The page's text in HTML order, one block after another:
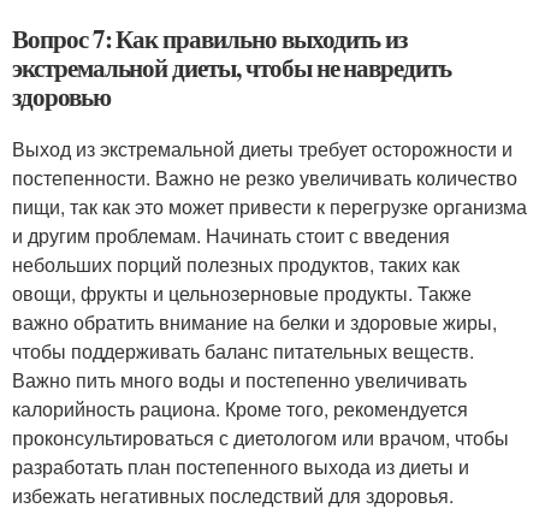
Вопрос 7: Как правильно выходить из
экстремальной диеты, чтобы не навредить
здоровью
Выход из экстремальной диеты требует осторожности и
постепенности. Важно не резко увеличивать количество
пищи, так как это может привести к перегрузке организма
и другим проблемам. Начинать стоит с введения
небольших порций полезных продуктов, таких как
овощи, фрукты и цельнозерновые продукты. Также
важно обратить внимание на белки и здоровые жиры,
чтобы поддерживать баланс питательных веществ.
Важно пить много воды и постепенно увеличивать
калорийность рациона. Кроме того, рекомендуется
проконсультироваться с диетологом или врачом, чтобы
разработать план постепенного выхода из диеты и
избежать негативных последствий для здоровья.